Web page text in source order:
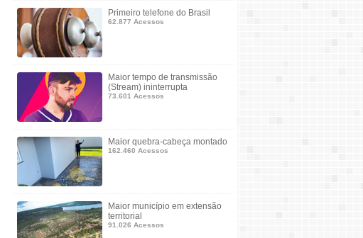
Primeiro telefone do Brasil
62.877 Acessos
Maior tempo de transmissão
(Stream) ininterrupta
73.601 Acessos
Maior quebra-cabeça montado
162.460 Acessos
Maior município em extensão
territorial
91.026 Acessos